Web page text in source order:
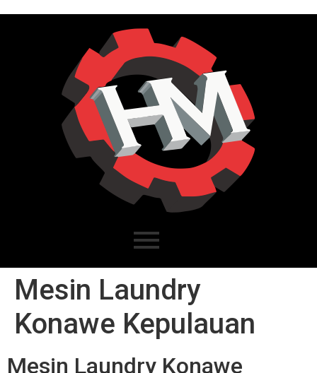
Mesin Laundry
Konawe Kepulauan
Mesin Laundry Konawe